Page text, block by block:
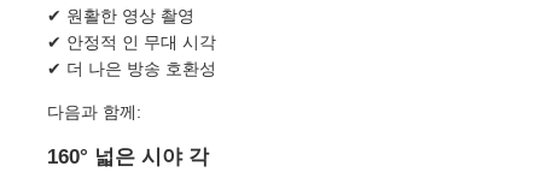
✔ 원활한 영상 촬영
✔ 안정적 인 무대 시각
✔ 더 나은 방송 호환성
다음과 함께:
160° 넓은 시야 각